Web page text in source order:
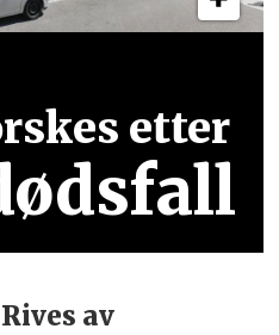
etter
Rives av